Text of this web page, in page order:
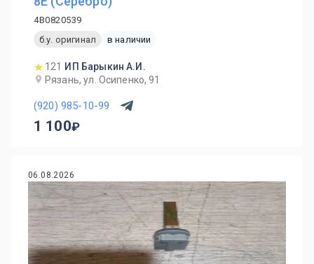
4B0820539
б.у. оригинал
в наличии
121
ИП Барыкин А.И.
Рязань, ул. Осипенко, 91
(920) 985-10-99
1 100
06.08.2026